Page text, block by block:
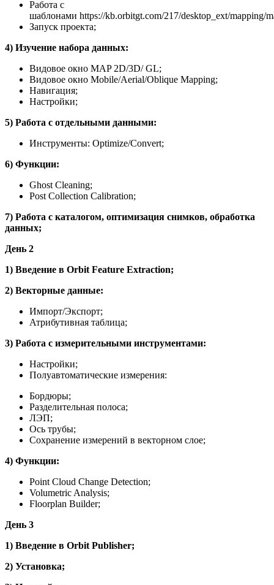
Работа с
шаблонами https://kb.orbitgt.com/217/desktop_ext/mapping/
Запуск проекта;
4) Изучение набора данных:
Видовое окно MAP 2D/3D/ GL;
Видовое окно Mobile/Aerial/Oblique Mapping;
Навигация;
Настройки;
5) Работа с отдельными данными:
Инструменты: Optimize/Convert;
6) Функции:
Ghost Cleaning;
Post Collection Calibration;
7) Работа с каталогом, оптимизация снимков, обработка
данных;
День 2
1) Введение в Orbit Feature Extraction;
2) Векторные данные:
Импорт/Экспорт;
Атрибутивная таблица;
3) Работа с измерительными инструментами:
Настройки;
Полуавтоматические измерения:
Бордюры;
Разделительная полоса;
ЛЭП;
Ось трубы;
Сохранение измерений в векторном слое;
4) Функции:
Point Cloud Change Detection;
Volumetric Analysis;
Floorplan Builder;
День 3
1) Введение в Orbit Publisher;
2) Установка;